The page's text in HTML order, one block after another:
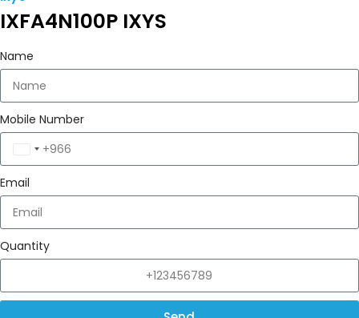
IXFA4N100P IXYS
Name
Mobile Number
Saudi
Arabia
+966
Email
Quantity